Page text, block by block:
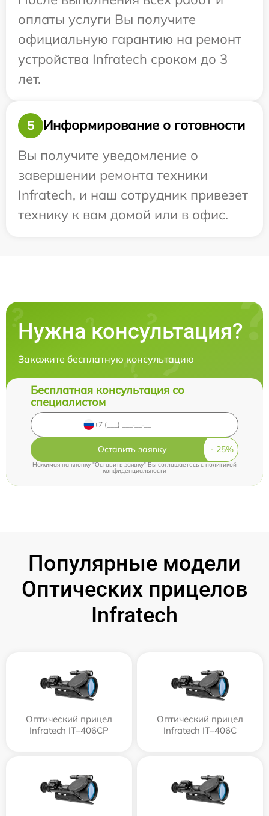
оплаты услуги Вы получите
официальную гарантию на ремонт
устройства Infratech сроком до 3
лет.
5
Информирование о готовности
Вы получите уведомление о
завершении ремонта техники
Infratech, и наш сотрудник привезет
технику к вам домой или в офис.
Нужна консультация?
Закажите бесплатную консультацию
Бесплатная консультация со
специалистом
Оставить заявку
Нажимая на кнопку "Оставить заявку" Вы соглашаетесь cполитикой
конфиденциальности
Популярные модели
Оптических прицелов
Infratech
Оптический прицел
Infratech IT–406СP
Оптический прицел
Infratech IT–406С